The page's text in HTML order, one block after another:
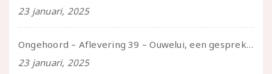
23 januari, 2025
Ongehoord – Aflevering 39 – Ouwelui, een gesprek met Pepijn en Ivo over hun regenbooggezin, eigenzinnig ouder worden en Cruise Control
23 januari, 2025